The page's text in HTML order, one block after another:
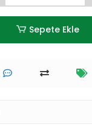
Sepete Ekle